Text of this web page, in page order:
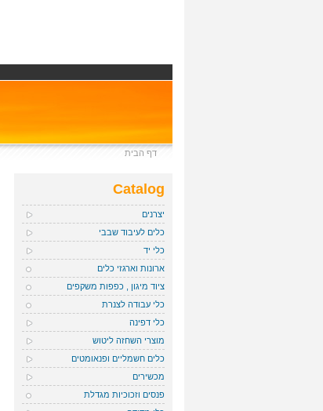
דף הבית
Catalog
יצרנים
כלים לעיבוד שבבי
כלי יד
ארונות וארגזי כלים
ציוד מיגון , כפפות משקפים
כלי עבודה לצנרת
כלי דפינה
מוצרי השחזה ליטוש
כלים חשמליים ופנאומטים
מכשירים
פנסים וזכוכיות מגדלת